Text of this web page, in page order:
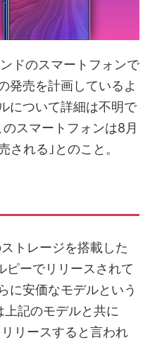
ドのスマートフォンで
発売を計画しているよ
について詳細は不明で
スマートフォンは8月
れる｣とのこと。
トレージを搭載した
ーでリリースされて
に安価なモデルという
記のモデルと共に
リースすると言われ